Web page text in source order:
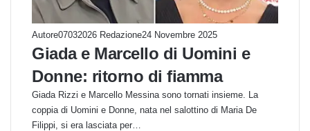
Autore07032026 Redazione24 Novembre 2025
Giada e Marcello di Uomini e
Donne: ritorno di fiamma
Giada Rizzi e Marcello Messina sono tornati insieme. La
coppia di Uomini e Donne, nata nel salottino di Maria De
Filippi, si era lasciata per…